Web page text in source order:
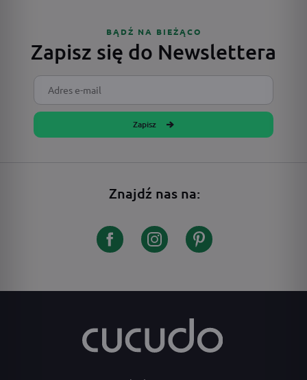
BĄDŹ NA BIEŻĄCO
Zapisz się do Newslettera
Zapisz
Znajdź nas na: